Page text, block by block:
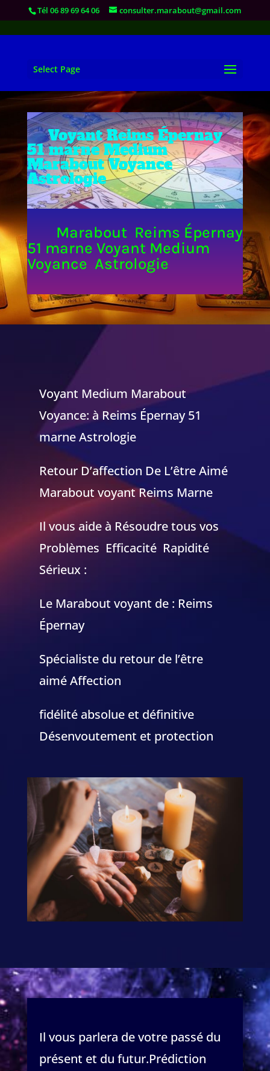
Tél 06 89 69 64 06 consulter.marabout@gmail.com
Select Page
Voyant Reims Épernay
51 marne Medium
Marabout Voyance
Astrologie
Marabout Reims Épernay
51 marne Voyant Medium
Voyance Astrologie
Voyant Medium Marabout
Voyance: à Reims Épernay 51
marne Astrologie
Retour D’affection De L’être Aimé
Marabout voyant Reims Marne
Il vous aide à Résoudre tous vos
Problèmes Efficacité Rapidité
Sérieux :
Le Marabout voyant de : Reims
Épernay
Spécialiste du retour de l’être
aimé Affection
fidélité absolue et définitive
Désenvoutement et protection
Il vous parlera de votre passé du
présent et du futur.Prédiction